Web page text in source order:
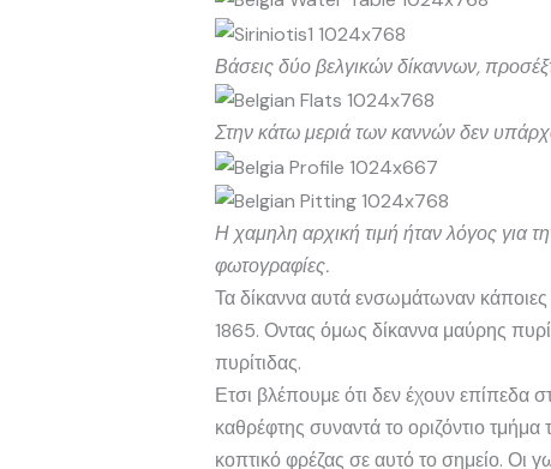
Βάσεις δύο βελγικών δίκαννων,
Στην κάτω μεριά των καννών δεν
Η χαμηλη αρχική τιμή ήταν λόγος για
φωτογραφίες.
Τα δίκαννα αυτά ενσωμάτωναν
1865. Οντας όμως δίκαννα μαύρης
πυρίτιδας.
Ετσι βλέπουμε ότι δεν έχουν
καθρέφτης συναντά το οριζόντιο
κοπτικό φρέζας σε αυτό το σημείο. Οι